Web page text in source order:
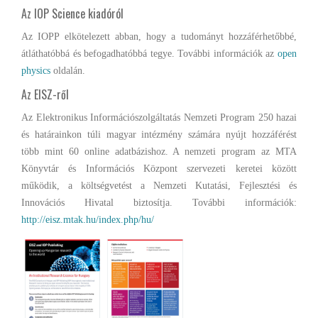
Az IOP Science kiadóról
Az IOPP elkötelezett abban, hogy a tudományt hozzáférhetőbbé,
átláthatóbbá és befogadhatóbbá tegye. További információk az open
physics oldalán.
Az EISZ-ről
Az Elektronikus Információszolgáltatás Nemzeti Program 250 hazai
és határainkon túli magyar intézmény számára nyújt hozzáférést
több mint 60 online adatbázishoz. A nemzeti program az MTA
Könyvtár és Információs Központ szervezeti keretei között
működik, a költségvetést a Nemzeti Kutatási, Fejlesztési és
Innovációs Hivatal biztosítja. További információk:
http://eisz.mtak.hu/index.php/hu/